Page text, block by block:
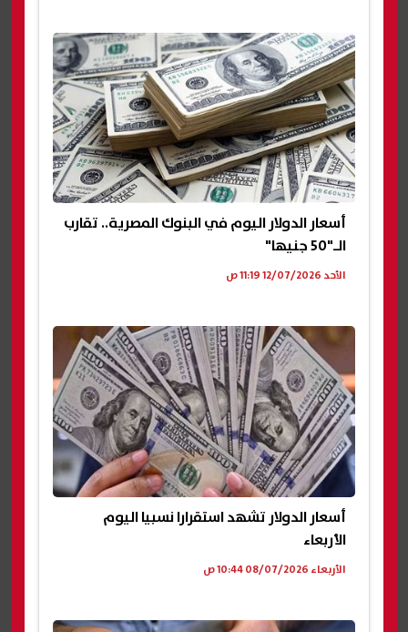
أسعار الدولار اليوم في البنوك المصرية.. تقارب
الـ"50 جنيها"
الأحد 12/07/2026 11:19 ص
أسعار الدولار تشهد استقرارا نسبيا اليوم
الأربعاء
الأربعاء 08/07/2026 10:44 ص